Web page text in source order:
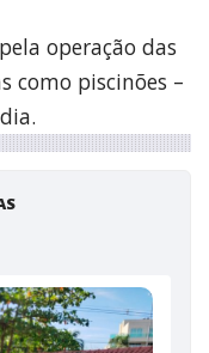
operação das
como piscinões –